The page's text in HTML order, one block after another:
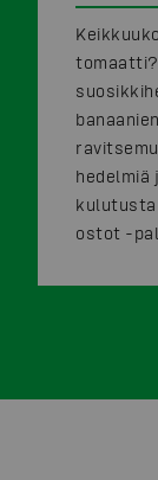
tomaatti?
hedelmiä
kulutusta
ostot -